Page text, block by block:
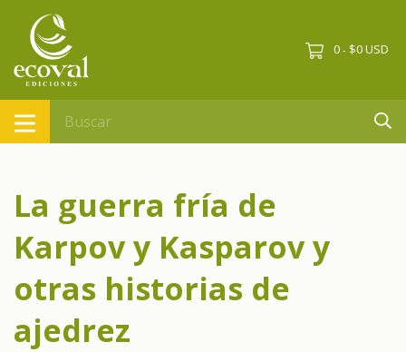
0 - $0 USD
La guerra fría de
Karpov y Kasparov y
otras historias de
ajedrez